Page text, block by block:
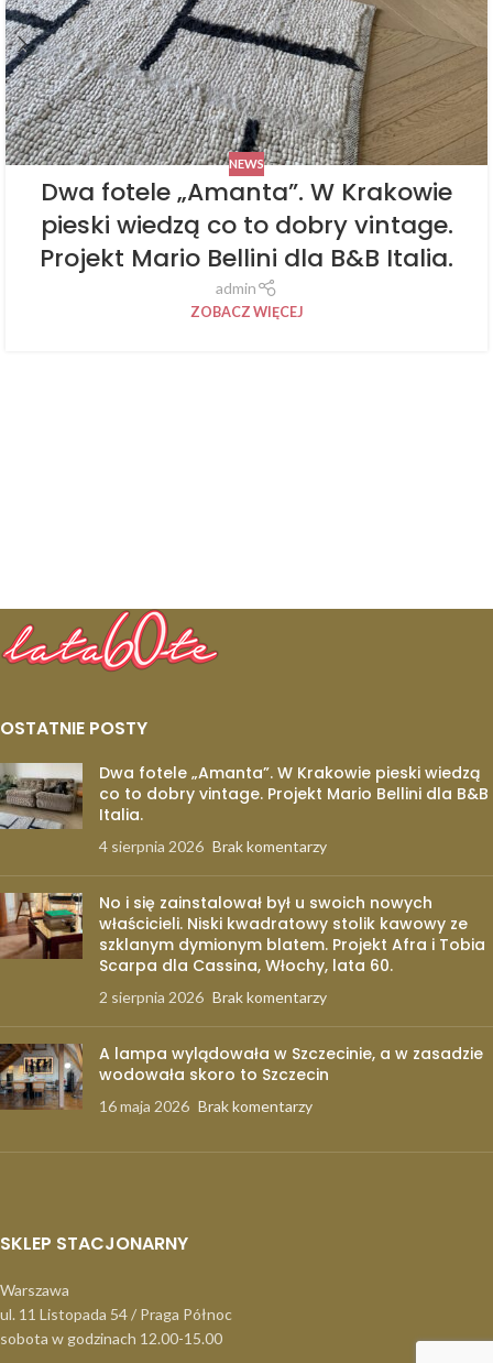
NEWS
Dwa fotele „Amanta”. W Krakowie
pieski wiedzą co to dobry vintage.
Projekt Mario Bellini dla B&B Italia.
admin
ZOBACZ WIĘCEJ
OSTATNIE POSTY
Dwa fotele „Amanta”. W Krakowie pieski wiedzą
co to dobry vintage. Projekt Mario Bellini dla B&B
Italia.
4 sierpnia 2026 Brak komentarzy
No i się zainstalował był u swoich nowych
właścicieli. Niski kwadratowy stolik kawowy ze
szklanym dymionym blatem. Projekt Afra i Tobia
Scarpa dla Cassina, Włochy, lata 60.
2 sierpnia 2026 Brak komentarzy
A lampa wylądowała w Szczecinie, a w zasadzie
wodowała skoro to Szczecin
16 maja 2026 Brak komentarzy
SKLEP STACJONARNY
Warszawa
ul. 11 Listopada 54 / Praga Północ
sobota w godzinach 12.00-15.00